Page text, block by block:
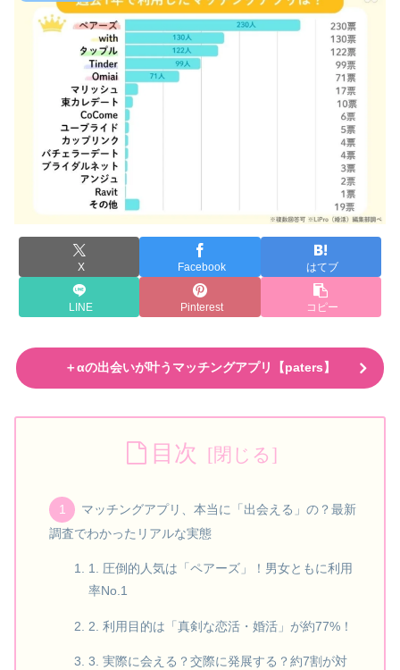
X Facebook はてブ
LINE Pinterest コピー
＋αの出会いが叶うマッチングアプリ【paters】
目次
マッチングアプリ、本当に「出会える」の？最新
調査でわかったリアルな実態
1. 圧倒的人気は「ペアーズ」！男女ともに利用
率No.1
2. 利用目的は「真剣な恋活・婚活」が約77%！
3. 実際に会える？交際に発展する？約7割が対